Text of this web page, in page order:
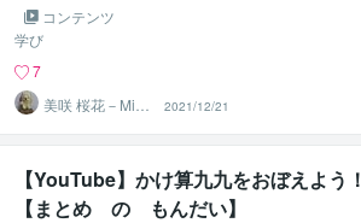
コンテンツ
学び
7
美咲 桜花－Misa
ki Ohka－
2021/12/21
【YouTube】かけ算九九をおぼえよう！
【まとめ の もんだい】